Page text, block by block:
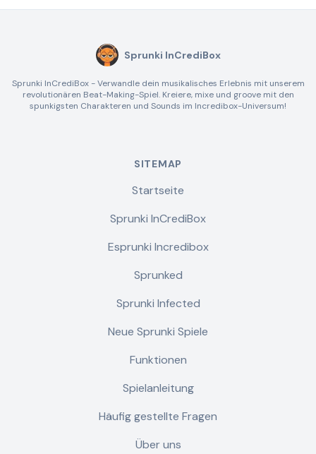
Sprunki InCrediBox
Sprunki InCrediBox - Verwandle dein musikalisches Erlebnis mit unserem
revolutionären Beat-Making-Spiel. Kreiere, mixe und groove mit den
spunkigsten Charakteren und Sounds im Incredibox-Universum!
SITEMAP
Startseite
Sprunki InCrediBox
Esprunki Incredibox
Sprunked
Sprunki Infected
Neue Sprunki Spiele
Funktionen
Spielanleitung
Häufig gestellte Fragen
Über uns